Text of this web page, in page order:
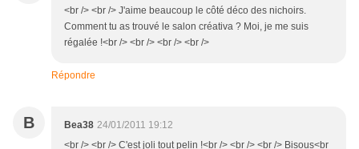
<br /> <br /> J'aime beaucoup le côté déco des nichoirs.
Comment tu as trouvé le salon créativa ? Moi, je me suis
régalée !<br /> <br /> <br /> <br />
Répondre
B Bea38 24/01/2011 19:12
<br /> <br /> C'est joli tout pelin !<br /> <br /> <br /> Bisous<br